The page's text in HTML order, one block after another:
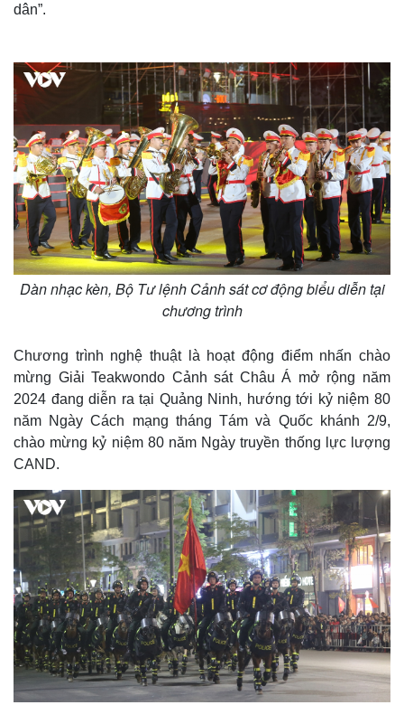
Thế giới
Quan sát
Multimedia
Video
Ảnh
dân”.
Dàn nhạc kèn, Bộ Tư lệnh Cảnh sát cơ động biểu diễn tại
chương trình
Chương trình nghệ thuật là hoạt động điểm nhấn chào
mừng Giải Teakwondo Cảnh sát Châu Á mở rộng năm
2024 đang diễn ra tại Quảng Ninh, hướng tới kỷ niệm 80
năm Ngày Cách mạng tháng Tám và Quốc khánh 2/9,
chào mừng kỷ niệm 80 năm Ngày truyền thống lực lượng
CAND.